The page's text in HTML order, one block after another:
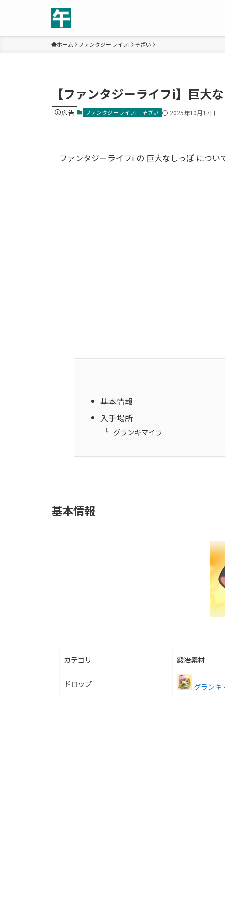
ホーム ファンタジーライフi そざい
【ファンタジーライフi】巨大
広告 ファンタジーライフi そざい 2025年10月17日
ファンタジーライフi の 巨大なしっぽ につい
基本情報
入手場所
グランキマイラ
基本情報
カテゴリ 鍛冶素材
ドロップ グランキ